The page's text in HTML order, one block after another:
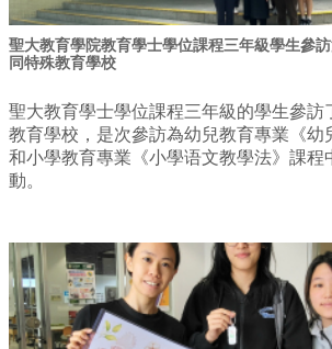
聖大教育學院教育學士學位課程三年級學生參
同特殊教育學校
聖大教育學士學位課程三年級的學生參訪
教育學校，是次參訪為幼兒教育專業《幼
和小學教育專業《小學语文教學法》課程
動。